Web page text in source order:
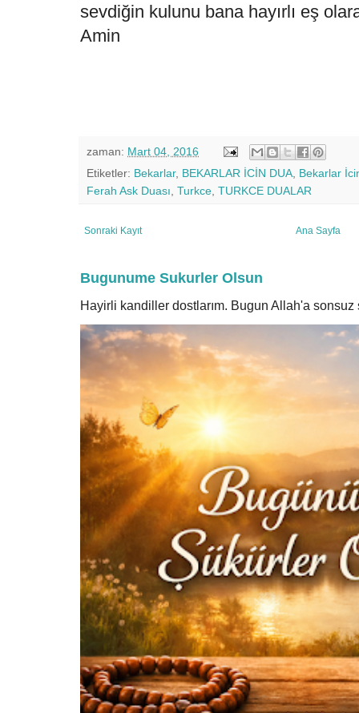
sevdiğin kulunu bana hayırlı eş
Amin
zaman: Mart 04, 2016
Etiketler: Bekarlar, BEKARLAR İCİN DUA Bekarlar
Ferah Ask Duası Turkce TURKCE DUALAR
Sonraki Kayıt Ana Sayfa
Bugunume Sukurler Olsun
Hayirli kandiller dostlarım. Bugun Allah'a